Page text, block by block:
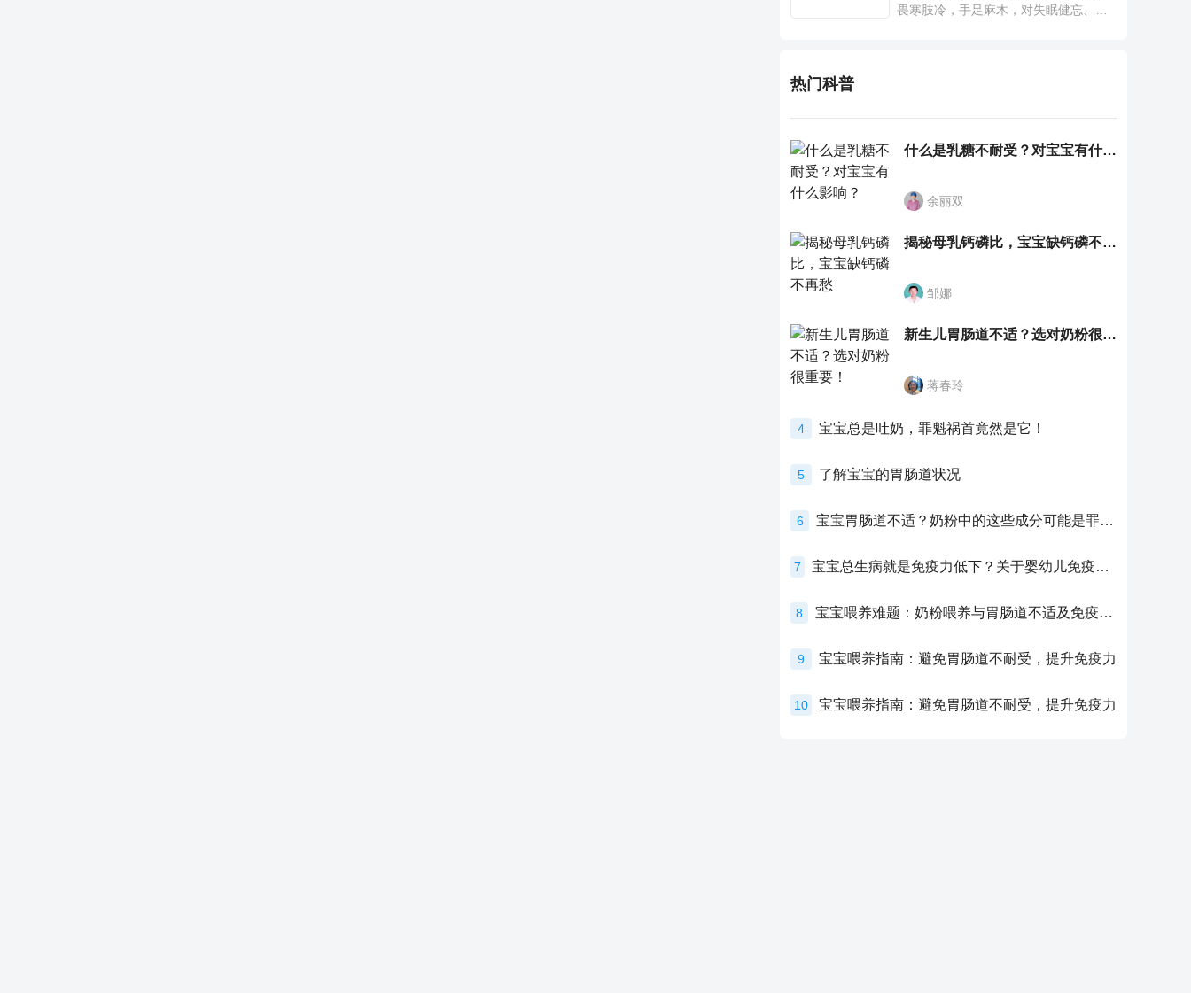
畏寒肢冷，手足麻木，对失眠健忘、神
热门科普
什么是乳糖不耐受？对宝宝有什么影响？
余丽双
揭秘母乳钙磷比，宝宝缺钙磷不再愁
邹娜
新生儿胃肠道不适？选对奶粉很重要！
蒋春玲
4 宝宝总是吐奶，罪魁祸首竟然是它！
5 了解宝宝的胃肠道状况
6 宝宝胃肠道不适？奶粉中的这些成分可能是罪魁祸首！
7 宝宝总生病就是免疫力低下？关于婴幼儿免疫力的真相，家长必须了解！
8 宝宝喂养难题：奶粉喂养与胃肠道不适及免疫力提升的奥秘
9 宝宝喂养指南：避免胃肠道不耐受，提升免疫力
10 宝宝喂养指南：避免胃肠道不耐受，提升免疫力